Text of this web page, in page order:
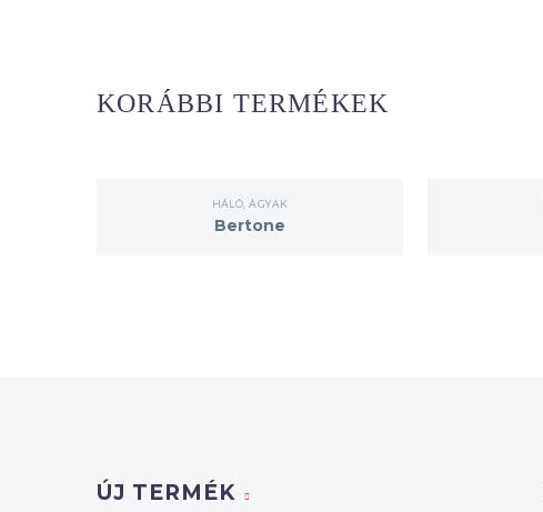
KORÁBBI TERMÉKEK
HÁLÓ ,ÁGYAK
Bertone
ÚJ TERMÉK